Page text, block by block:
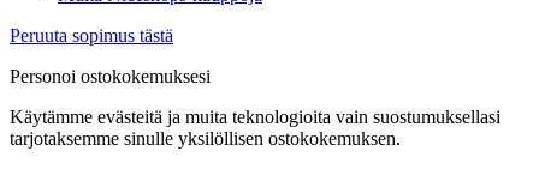
Peruuta sopimus tästä
Personoi ostokokemuksesi
Käytämme evästeitä ja muita teknologioita vain suostumuksellasi
tarjotaksemme sinulle yksilöllisen ostokokemuksen.